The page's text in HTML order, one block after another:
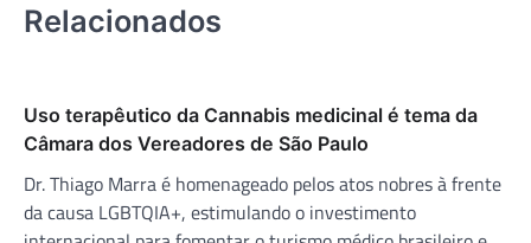
Relacionados
Uso terapêutico da Cannabis medicinal é tema da
Câmara dos Vereadores de São Paulo
Dr. Thiago Marra é homenageado pelos atos nobres à frente
da causa LGBTQIA+, estimulando o investimento